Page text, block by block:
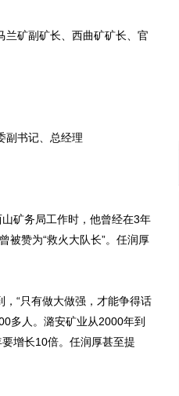
矿副矿长、西曲矿矿长、官
书记、总经理
矿务局工作时，他曾经在3年
被赞为“救火大队长”。任润厚
“只有做大做强，才能争得话
多人。潞安矿业从2000年到
增长10倍。任润厚甚至提